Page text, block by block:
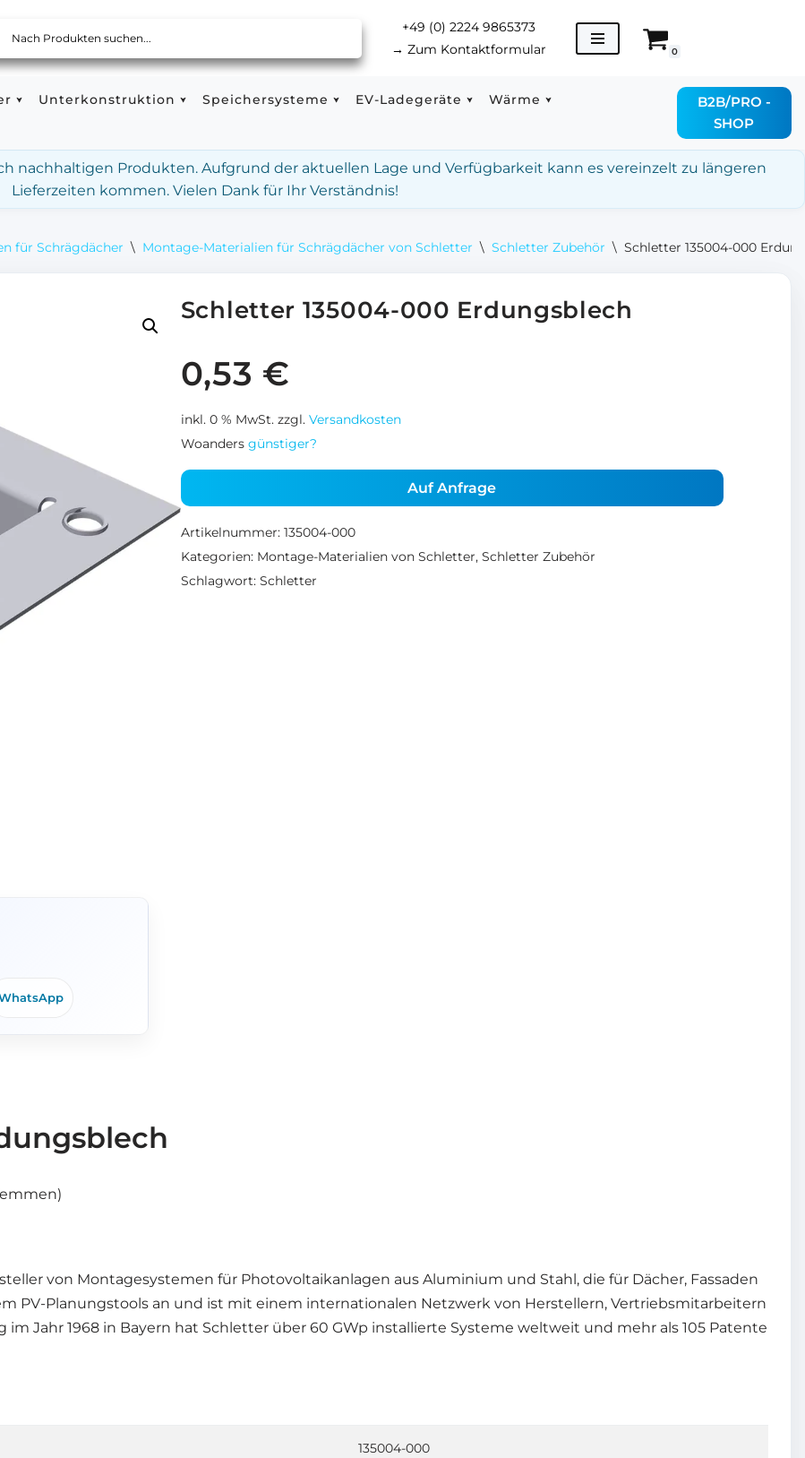
+49 (0) 2224 9865373
→ Zum Kontaktformular 0
Unterkonstruktion Speichersysteme EV-Ladegeräte
Wärme
B2B/PRO -
SHOP
nachhaltigen Produkten. Aufgrund der aktuellen Lage und Verfügbarkeit kann es vereinzelt zu längeren
Lieferzeiten kommen. Vielen Dank für Ihr Verständnis!
für Schrägdächer \ Montage-Materialien für Schrägdächer von Schletter \ Schletter Zubehör \ Schletter 135004-000
Schletter 135004-000 Erdungsblech
0,53 €
inkl. 0 % MwSt. zzgl. Versandkosten
Woanders günstiger?
Auf Anfrage
Artikelnummer: 135004-000
Kategorien: Montage-Materialien von Schletter, Schletter Zubehör
Schlagwort: Schletter
von Montagesystemen für Photovoltaikanlagen aus Aluminium und Stahl, die für Dächer, Fassaden
PV-Planungstools an und ist mit einem internationalen Netzwerk von Herstellern, Vertriebsmitarbeitern
Jahr 1968 in Bayern hat Schletter über 60 GWp installierte Systeme weltweit und mehr als 105 Patente
135004-000